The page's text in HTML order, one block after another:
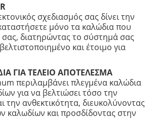
σχεδιασμός σας δίνει την
μόνο τα καλώδια που
σας, διατηρώντας το σύστημά σας
και έτοιμο για
ΓΙΑ ΤΕΛΕΙΟ ΑΠΟΤΕΛΕΣΜΑ
περιλαμβάνει πλεγμένα καλώδια
για να βελτιώσει τόσο την
την ανθεκτικότητα, διευκολύνοντας
καλωδίων και προσδίδοντας στην